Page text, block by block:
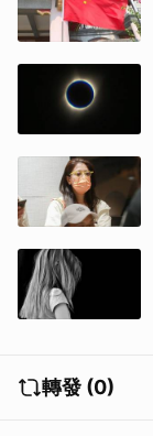
轉發 (0)